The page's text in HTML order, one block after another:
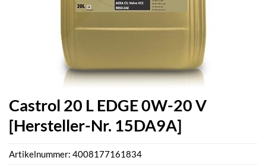
Castrol 20 L EDGE 0W-20 V
[Hersteller-Nr. 15DA9A]
Artikelnummer: 4008177161834